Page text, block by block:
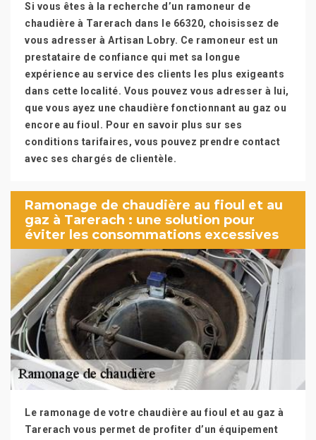
Si vous êtes à la recherche d’un ramoneur de
chaudière à Tarerach dans le 66320, choisissez de
vous adresser à Artisan Lobry. Ce ramoneur est un
prestataire de confiance qui met sa longue
expérience au service des clients les plus exigeants
dans cette localité. Vous pouvez vous adresser à lui,
que vous ayez une chaudière fonctionnant au gaz ou
encore au fioul. Pour en savoir plus sur ses
conditions tarifaires, vous pouvez prendre contact
avec ses chargés de clientèle.
Ramonage de chaudière au fioul et au
gaz à Tarerach : une solution pour
éviter les consommations excessives
Le ramonage de votre chaudière au fioul et au gaz à
Tarerach vous permet de profiter d’un équipement